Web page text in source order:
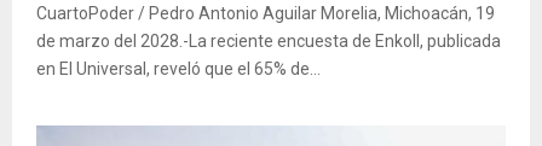
CuartoPoder / Pedro Antonio Aguilar Morelia, Michoacán, 19
de marzo del 2028.-La reciente encuesta de Enkoll, publicada
en El Universal, reveló que el 65% de...